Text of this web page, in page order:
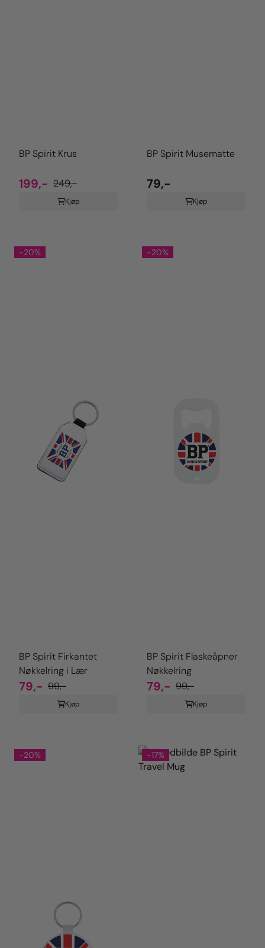
BP Spirit Krus
199,- 249,-
Kjøp
BP Spirit Musematte
79,-
Kjøp
-20%
BP Spirit Firkantet
Nøkkelring i Lær
79,- 99,-
Kjøp
-20%
BP Spirit Flaskeåpner
Nøkkelring
79,- 99,-
Kjøp
-20% -17%